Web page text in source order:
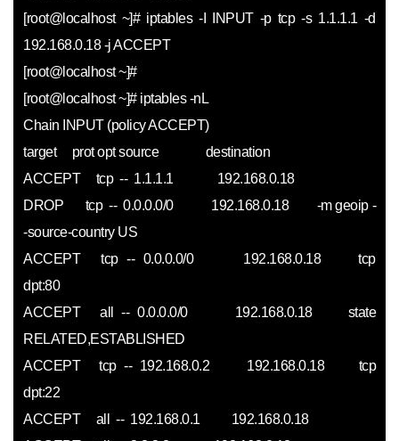
[root@localhost ~]# iptables -I INPUT -p tcp -s 1.1.1.1 -d
192.168.0.18 -j ACCEPT
[root@localhost ~]#
[root@localhost ~]# iptables -nL
Chain INPUT (policy ACCEPT)
target prot opt source destination
ACCEPT tcp -- 1.1.1.1 192.168.0.18
DROP tcp -- 0.0.0.0/0 192.168.0.18 -m geoip -
-source-country US
ACCEPT tcp -- 0.0.0.0/0 192.168.0.18 tcp
dpt:80
ACCEPT all -- 0.0.0.0/0 192.168.0.18 state
RELATED,ESTABLISHED
ACCEPT tcp -- 192.168.0.2 192.168.0.18 tcp
dpt:22
ACCEPT all -- 192.168.0.1 192.168.0.18